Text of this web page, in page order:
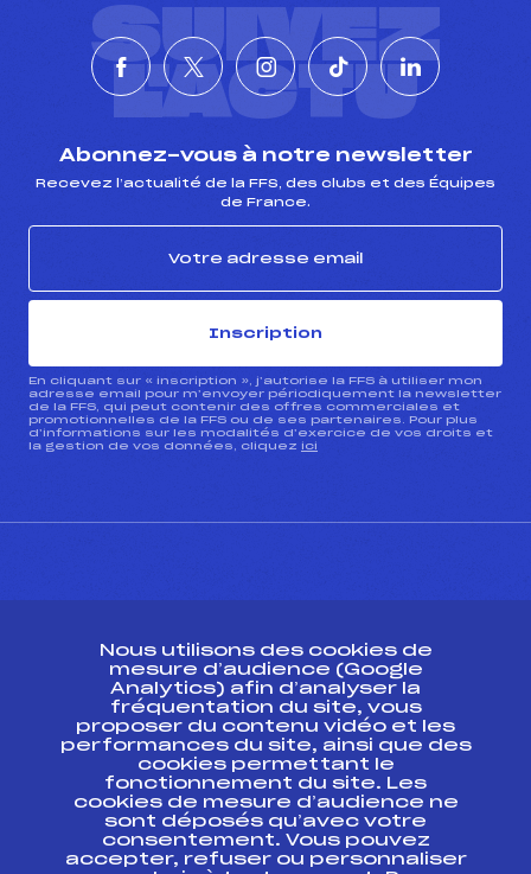
SUIVEZ
L'ACTU
Abonnez-vous à notre newsletter
Recevez l’actualité de la FFS, des clubs et des Équipes
de France.
Inscription
En cliquant sur « inscription », j’autorise la FFS à utiliser mon
adresse email pour m’envoyer périodiquement la newsletter
de la FFS, qui peut contenir des offres commerciales et
promotionnelles de la FFS ou de ses partenaires. Pour plus
d’informations sur les modalités d’exercice de vos droits et
la gestion de vos données, cliquez ici
Ressources
Pass’Neige
Projet sportif fédéral
Projet de performance fédéral
Antidopage
Pôle Développement, Formation, Suivi
Scientifique
Nous utilisons des cookies de
mesure d’audience (Google
Analytics) afin d’analyser la
fréquentation du site, vous
proposer du contenu vidéo et les
performances du site, ainsi que des
cookies permettant le
fonctionnement du site. Les
cookies de mesure d’audience ne
sont déposés qu’avec votre
consentement. Vous pouvez
accepter, refuser ou personnaliser